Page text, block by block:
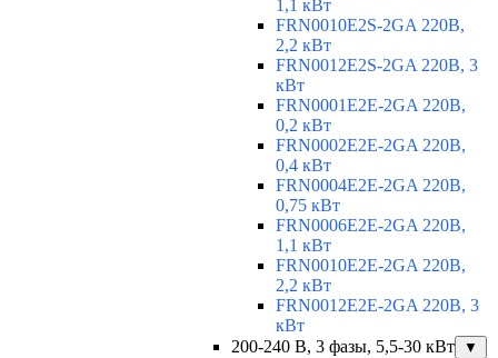
1,1 кВт
FRN0010E2S-2GA 220В,
2,2 кВт
FRN0012E2S-2GA 220В, 3
кВт
FRN0001E2E-2GA 220В,
0,2 кВт
FRN0002E2E-2GA 220В,
0,4 кВт
FRN0004E2E-2GA 220В,
0,75 кВт
FRN0006E2E-2GA 220В,
1,1 кВт
FRN0010E2E-2GA 220В,
2,2 кВт
FRN0012E2E-2GA 220В, 3
кВт
200-240 В, 3 фазы, 5,5-30 кВт
▼